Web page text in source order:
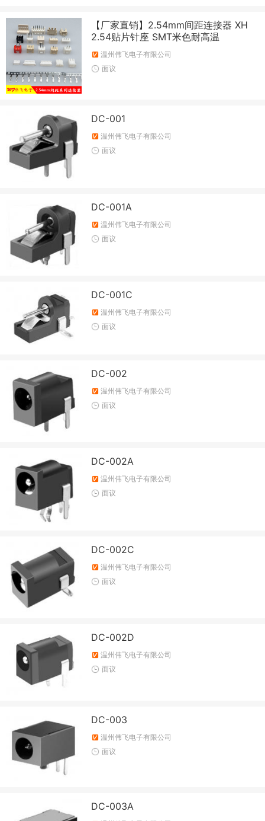
【厂家直销】2.54mm间距连接器 XH
2.54贴片针座 SMT米色耐高温
温州伟飞电子有限公司
面议
DC-001
温州伟飞电子有限公司
面议
DC-001A
温州伟飞电子有限公司
面议
DC-001C
温州伟飞电子有限公司
面议
DC-002
温州伟飞电子有限公司
面议
DC-002A
温州伟飞电子有限公司
面议
DC-002C
温州伟飞电子有限公司
面议
DC-002D
温州伟飞电子有限公司
面议
DC-003
温州伟飞电子有限公司
面议
DC-003A